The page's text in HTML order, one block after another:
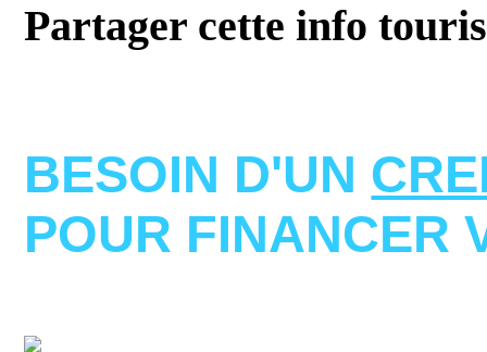
Partager cette info
BESOIN D'UN
POUR FINANCER